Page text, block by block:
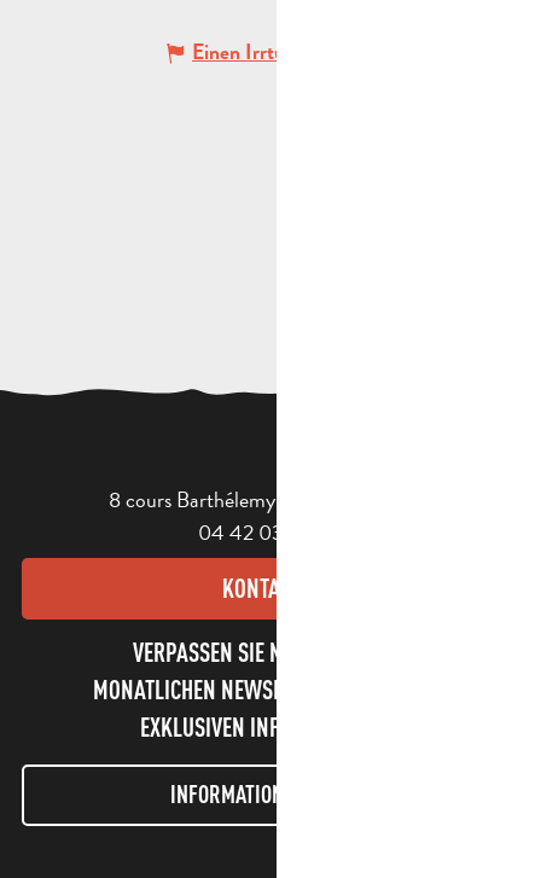
Einen Irrtum angeben
8 cours Barthélemy - 13400 Aubagne
04 42 03 49 98
KONTAKT
VERPASSEN SIE NICHT UNSEREN
MONATLICHEN NEWSLETTER UND UNSERE
EXKLUSIVEN INFORMATIONEN!
INFORMATIONEN LETTER